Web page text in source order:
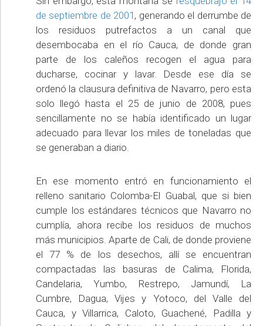
de septiembre de 2001 , generando el derrumbe de
los residuos putrefactos a un canal que
desembocaba en el río Cauca, de donde gran
parte de los caleños recogen el agua para
ducharse, cocinar y lavar. Desde ese día se
ordenó la clausura definitiva de Navarro, pero esta
solo llegó hasta el 25 de junio de 2008, pues
sencillamente no se había identificado un lugar
adecuado para llevar los miles de toneladas que
se generaban a diario.
En ese momento entró en funcionamiento el
relleno sanitario Colomba-El Guabal, que si bien
cumple los estándares técnicos que Navarro no
cumplía, ahora recibe los residuos de muchos
más municipios. Aparte de Cali, de donde proviene
el 77 % de los desechos, allí se encuentran
compactadas las basuras de Calima, Florida,
Candelaria, Yumbo, Restrepo, Jamundí, La
Cumbre, Dagua, Vijes y Yotoco, del Valle del
Cauca, y Villarrica, Caloto, Guachené, Padilla y